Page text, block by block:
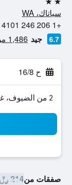
2 نجمتين
سياتاك، WA
+1 206 246 4101
6.7 جيد 1,486 من التقييمات تم التحقق منها
ح 16/8
2 من الضيوف، غرفة واحدة
صفقات من214 ﷼